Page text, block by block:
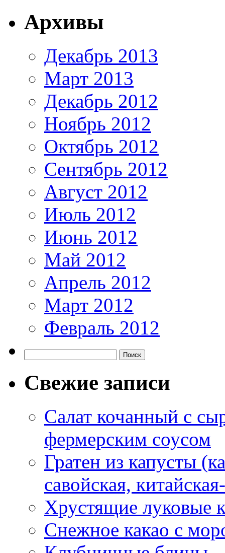
Архивы
Декабрь 2013
Март 2013
Декабрь 2012
Ноябрь 2012
Октябрь 2012
Сентябрь 2012
Август 2012
Июль 2012
Июнь 2012
Май 2012
Апрель 2012
Март 2012
Февраль 2012
Свежие записи
Салат кочанный с
фермерским соусом
Гратен из капусты
савойская,
Хрустящие луковые
Снежное какао с